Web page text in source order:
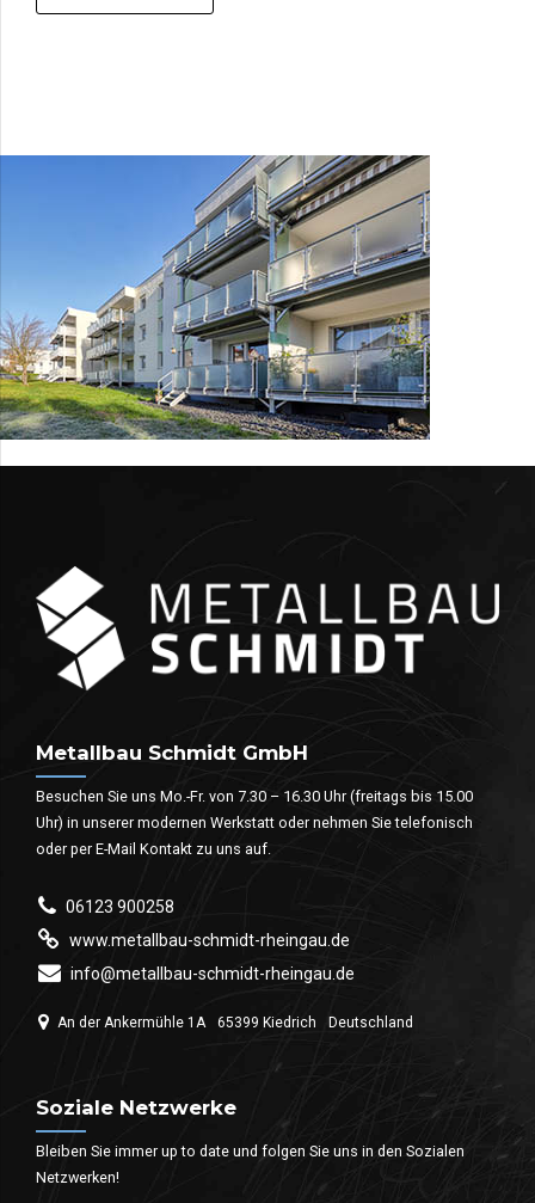
Metallbau Schmidt GmbH
Besuchen Sie uns Mo.-Fr. von 7.30 – 16.30 Uhr (freitags bis 15.00
Uhr) in unserer modernen Werkstatt oder nehmen Sie telefonisch
oder per E-Mail Kontakt zu uns auf.
06123 900258
www.metallbau-schmidt-rheingau.de
info@metallbau-schmidt-rheingau.de
An der Ankermühle 1A 65399 Kiedrich Deutschland
Soziale Netzwerke
Bleiben Sie immer up to date und folgen Sie uns in den Sozialen
Netzwerken!